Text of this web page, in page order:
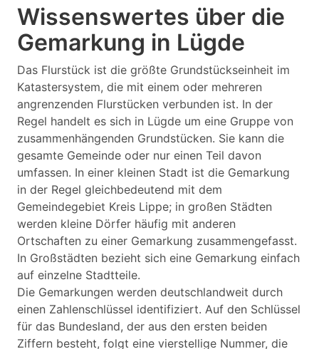
Wissenswertes über die
Gemarkung in Lügde
Das Flurstück ist die größte Grundstückseinheit im
Katastersystem, die mit einem oder mehreren
angrenzenden Flurstücken verbunden ist. In der
Regel handelt es sich in Lügde um eine Gruppe von
zusammenhängenden Grundstücken. Sie kann die
gesamte Gemeinde oder nur einen Teil davon
umfassen. In einer kleinen Stadt ist die Gemarkung
in der Regel gleichbedeutend mit dem
Gemeindegebiet Kreis Lippe; in großen Städten
werden kleine Dörfer häufig mit anderen
Ortschaften zu einer Gemarkung zusammengefasst.
In Großstädten bezieht sich eine Gemarkung einfach
auf einzelne Stadtteile.
Die Gemarkungen werden deutschlandweit durch
einen Zahlenschlüssel identifiziert. Auf den Schlüssel
für das Bundesland, der aus den ersten beiden
Ziffern besteht, folgt eine vierstellige Nummer, die